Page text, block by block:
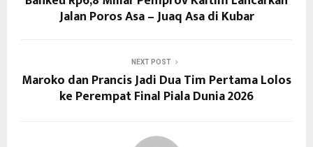
Jalan Poros Asa – Juaq Asa di Kubar
NEXT POST
Maroko dan Prancis Jadi Dua Tim Pertama Lolos
ke Perempat Final Piala Dunia 2026